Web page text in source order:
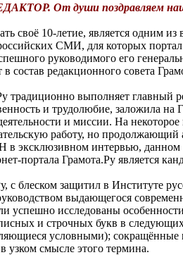
души поздравляем нашего
своё 10-летие, является одним
СМИ, для которых
руководимого его
состав редакционного совета
выполняет главный
и трудолюбие,
и миссии. На
работу, но продолжающий
в эксклюзивном интервью,
портала Грамота.Ру является
с блеском защитил в Институте
выдающегося
исследованы
и строчных букв в
условными);
узком смысле этого термина.